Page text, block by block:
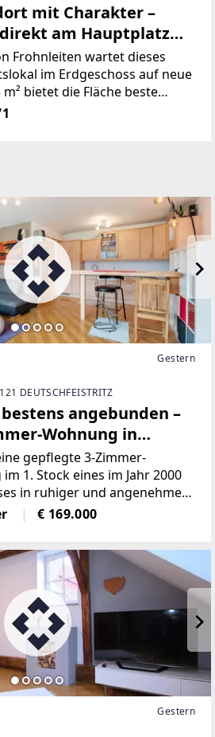
mit Charakter –
am Hauptplatz
Frohnleiten wartet dieses
im Erdgeschoss auf neue
bietet die Fläche beste
Dienstleistung
zentral und barrierefrei
Gestern
DEUTSCHFEISTRITZ
angebunden –
Wohnung in
gepflegte 3-Zimmer-
1. Stock eines im Jahr 2000
in ruhiger und angenehmer
Sie sich
PANORAMA TOUR
€ 169.000
Gestern